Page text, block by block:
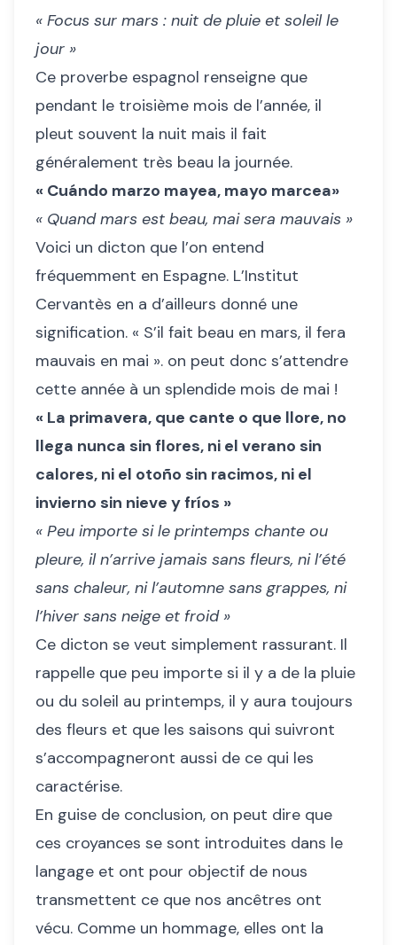
« Focus sur mars : nuit de pluie et soleil le
jour »
Ce proverbe espagnol renseigne que
pendant le troisième mois de l’année, il
pleut souvent la nuit mais il fait
généralement très beau la journée.
« Cuándo marzo mayea, mayo marcea»
« Quand mars est beau, mai sera mauvais »
Voici un dicton que l’on entend
fréquemment en Espagne. L’Institut
Cervantès en a d’ailleurs donné une
signification. « S’il fait beau en mars, il fera
mauvais en mai ». on peut donc s’attendre
cette année à un splendide mois de mai !
« La primavera, que cante o que llore, no
llega nunca sin flores, ni el verano sin
calores, ni el otoño sin racimos, ni el
invierno sin nieve y fríos »
« Peu importe si le printemps chante ou
pleure, il n’arrive jamais sans fleurs, ni l’été
sans chaleur, ni l’automne sans grappes, ni
l’hiver sans neige et froid »
Ce dicton se veut simplement rassurant. Il
rappelle que peu importe si il y a de la pluie
ou du soleil au printemps, il y aura toujours
des fleurs et que les saisons qui suivront
s’accompagneront aussi de ce qui les
caractérise.
En guise de conclusion, on peut dire que
ces croyances se sont introduites dans le
langage et ont pour objectif de nous
transmettent ce que nos ancêtres ont
vécu. Comme un hommage, elles ont la